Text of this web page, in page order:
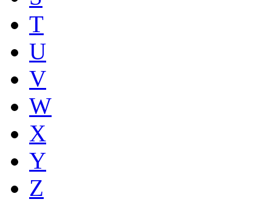
T
U
V
W
X
Y
Z